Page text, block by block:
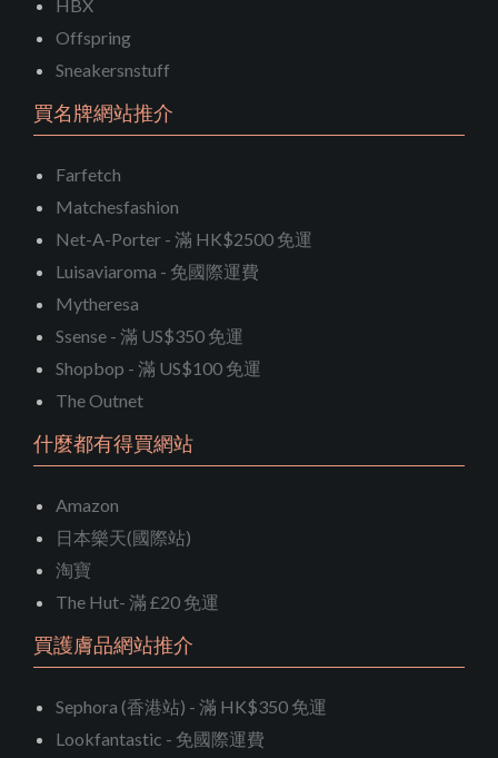
HBX
Offspring
Sneakersnstuff
買名牌網站推介
Farfetch
Matchesfashion
Net-A-Porter - 滿 HK$2500 免運
Luisaviaroma - 免國際運費
Mytheresa
Ssense - 滿 US$350 免運
Shopbop - 滿 US$100 免運
The Outnet
什麼都有得買網站
Amazon
日本樂天(國際站)
淘寶
The Hut- 滿 £20 免運
買護膚品網站推介
Sephora (香港站) - 滿 HK$350 免運
Lookfantastic - 免國際運費